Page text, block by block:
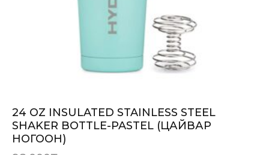
24 OZ INSULATED STAINLESS STEEL
SHAKER BOTTLE-PASTEL (ЦАЙВАР
НОГООН)